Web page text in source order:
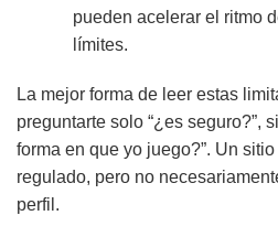
pueden acelerar el ritmo
límites.
La mejor forma de leer estas
preguntarte solo “¿es seguro?”,
forma en que yo juego?”. Un
regulado, pero no
perfil.